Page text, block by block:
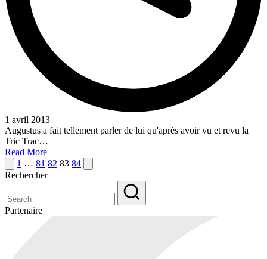
1 avril 2013
Augustus a fait tellement parler de lui qu'après avoir vu et revu la
Tric Trac…
Read More
Pagination
des
publications
Previous
page
1 … 81 82 83 84 Next
page
Rechercher
Partenaire